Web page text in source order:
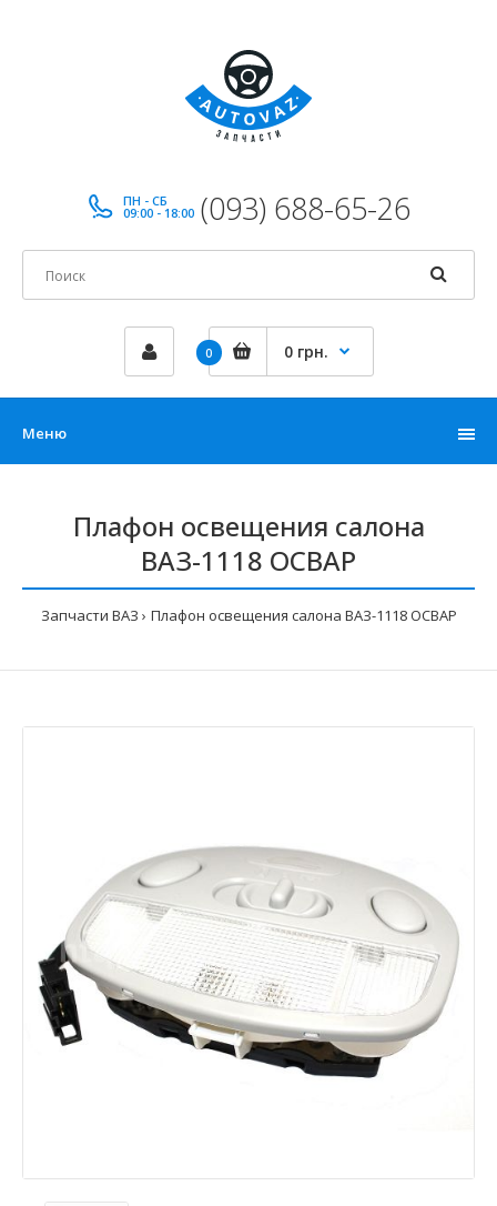
ПН - СБ
09:00 - 18:00 (093) 688-65-26
0 0 грн.
Меню
Плафон освещения салона
ВАЗ-1118 ОСВАР
Запчасти ВАЗ Плафон освещения салона ВАЗ-1118 ОСВАР